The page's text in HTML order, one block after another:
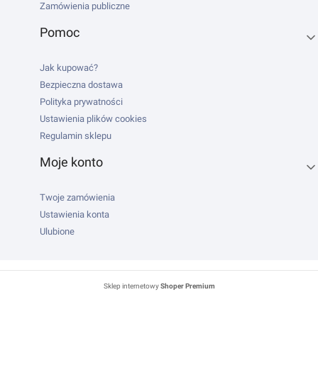
Zamówienia publiczne
Pomoc
Jak kupować?
Bezpieczna dostawa
Polityka prywatności
Ustawienia plików cookies
Regulamin sklepu
Moje konto
Twoje zamówienia
Ustawienia konta
Ulubione
Sklep internetowyShoper Premium